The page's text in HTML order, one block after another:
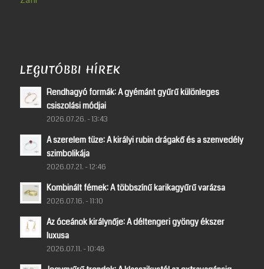
LEGUTÓBBI HÍREK
Rendhagyó formák: A gyémánt gyűrű különleges
csiszolási módjai
2026.07.26. - 13:43
A szerelem tüze: A királyi rubin drágakő és a szenvedély
szimbolikája
2026.07.21. - 12:46
Kombinált fémek: A többszínű karikagyűrű varázsa
2026.07.16. - 11:10
Az óceánok királynője: A déltengeri gyöngy ékszer
luxusa
2026.07.11. - 10:48